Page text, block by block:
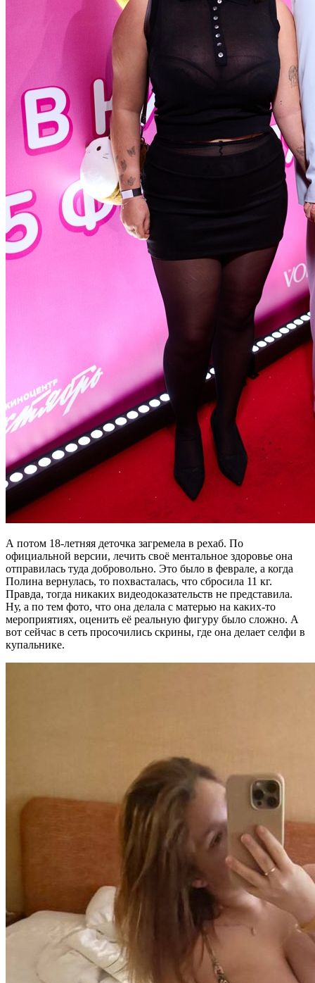
А потом 18-летняя деточка загремела в рехаб. По
официальной версии, лечить своё ментальное здоровье она
отправилась туда добровольно. Это было в феврале, а когда
Полина вернулась, то похвасталась, что сбросила 11 кг.
Правда, тогда никаких видеодоказательств не представила.
Ну, а по тем фото, что она делала с матерью на каких-то
мероприятиях, оценить её реальную фигуру было сложно. А
вот сейчас в сеть просочились скрины, где она делает селфи в
купальнике.